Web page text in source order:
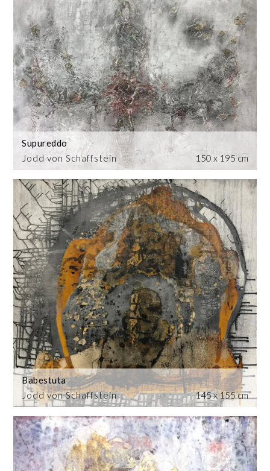
Jodd von Schaffstein
Supureddo
150 x 195 cm
Jodd von Schaffstein
Babestuta
145 x 155 cm